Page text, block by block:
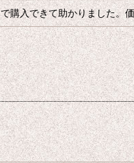
購入できて助かりました